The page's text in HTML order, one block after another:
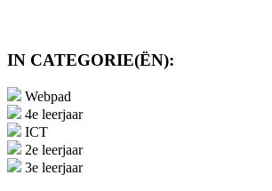
IN CATEGORIE(ËN):
Webpad
4e leerjaar
ICT
2e leerjaar
3e leerjaar